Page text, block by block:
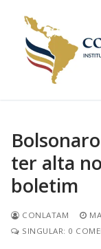
ter alta
boletim
CONLATAM
SINGULAR: 0